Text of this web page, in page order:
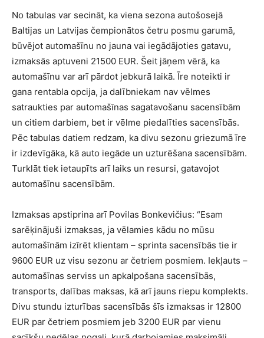
No tabulas var secināt, ka viena sezona autošosejā
Baltijas un Latvijas čempionātos četru posmu garumā,
būvējot automašīnu no jauna vai iegādājoties gatavu,
izmaksās aptuveni 21500 EUR. Šeit jāņem vērā, ka
automašīnu var arī pārdot jebkurā laikā. Īre noteikti ir
gana rentabla opcija, ja dalībniekam nav vēlmes
satraukties par automašīnas sagatavošanu sacensībām
un citiem darbiem, bet ir vēlme piedalīties sacensībās.
Pēc tabulas datiem redzam, ka divu sezonu griezumā īre
ir izdevīgāka, kā auto iegāde un uzturēšana sacensībām.
Turklāt tiek ietaupīts arī laiks un resursi, gatavojot
automašīnu sacensībām.
Izmaksas apstiprina arī Povilas Bonkevičius: “Esam
sarēķinājuši izmaksas, ja vēlamies kādu no mūsu
automašīnām izīrēt klientam – sprinta sacensībās tie ir
9600 EUR uz visu sezonu ar četriem posmiem. Iekļauts –
automašīnas serviss un apkalpošana sacensībās,
transports, dalības maksas, kā arī jauns riepu komplekts.
Divu stundu izturības sacensībās šīs izmaksas ir 12800
EUR par četriem posmiem jeb 3200 EUR par vienu